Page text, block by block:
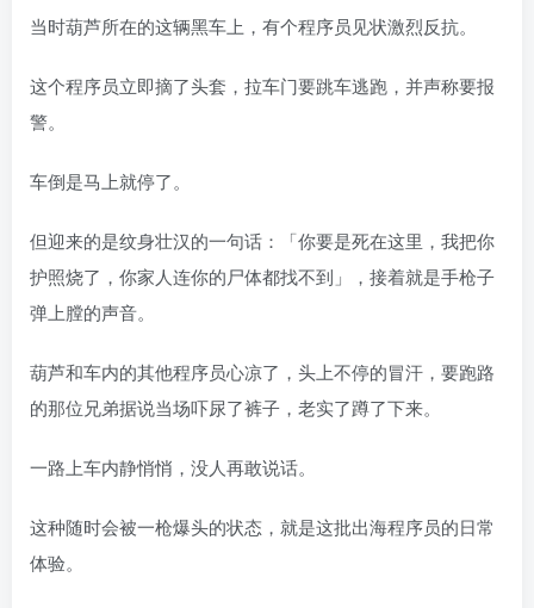
当时葫芦所在的这辆黑车上，有个程序员见状激烈反抗。
这个程序员立即摘了头套，拉车门要跳车逃跑，并声称要报
警。
车倒是马上就停了。
但迎来的是纹身壮汉的一句话：「你要是死在这里，我把你
护照烧了，你家人连你的尸体都找不到」，接着就是手枪子
弹上膛的声音。
葫芦和车内的其他程序员心凉了，头上不停的冒汗，要跑路
的那位兄弟据说当场吓尿了裤子，老实了蹲了下来。
一路上车内静悄悄，没人再敢说话。
这种随时会被一枪爆头的状态，就是这批出海程序员的日常
体验。